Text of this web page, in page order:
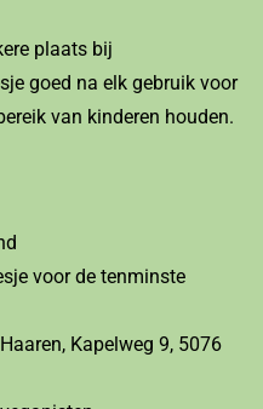
plaats bij
goed na elk gebruik voor
van kinderen houden.
voor de tenminste
Kapelweg 9, 5076